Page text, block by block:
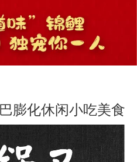
膨化休闲小吃美食